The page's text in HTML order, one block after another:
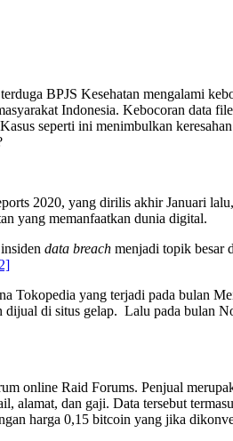
BPJS Kesehatan mengalami
Indonesia. Kebocoran data
seperti ini menimbulkan keresahan
2020, yang dirilis akhir Januari
yang memanfaatkan dunia digital.
data breach menjadi topik besar
Tokopedia yang terjadi pada bulan
dijual di situs gelap. Lalu pada bulan
online Raid Forums. Penjual
alamat, dan gaji. Data tersebut
harga 0,15 bitcoin yang jika